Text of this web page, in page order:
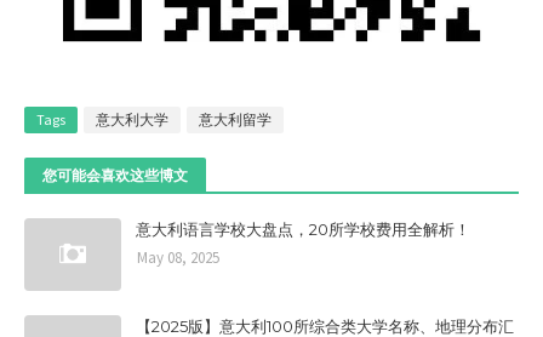
Tags 意大利大学 意大利留学
您可能会喜欢这些博文
意大利语言学校大盘点，20所学校费用全解析！
May 08, 2025
【2025版】意大利100所综合类大学名称、地理分布汇